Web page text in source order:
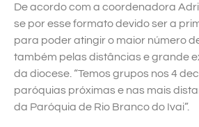
De acordo com a coordenadora
se por esse formato devido ser a
para poder atingir o maior número
também pelas distâncias e grande
da diocese. “Temos grupos nos 4
paróquias próximas e nas mais
da Paróquia de Rio Branco do Ivai”.